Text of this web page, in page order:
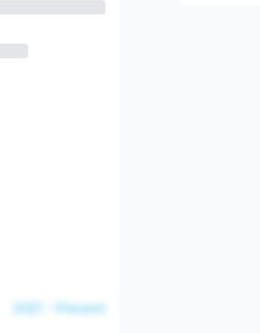
2021 - Present